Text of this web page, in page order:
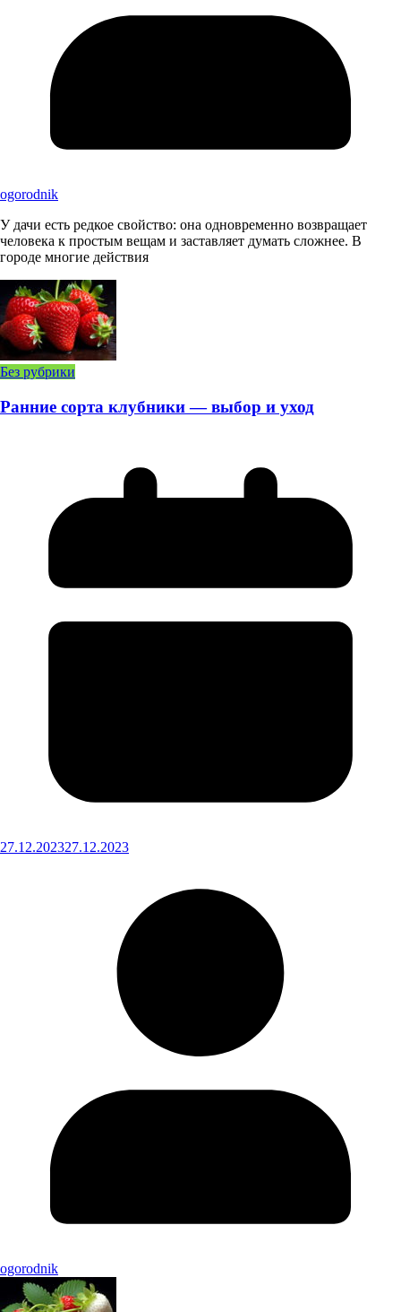
ogorodnik
У дачи есть редкое свойство: она одновременно возвращает
человека к простым вещам и заставляет думать сложнее. В
городе многие действия
Без рубрики
Ранние сорта клубники — выбор и уход
27.12.202327.12.2023
ogorodnik